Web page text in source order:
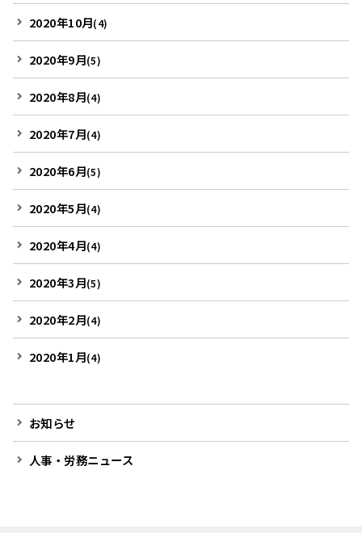
2020年10月(4)
2020年9月(5)
2020年8月(4)
2020年7月(4)
2020年6月(5)
2020年5月(4)
2020年4月(4)
2020年3月(5)
2020年2月(4)
2020年1月(4)
お知らせ
人事・労務ニュース